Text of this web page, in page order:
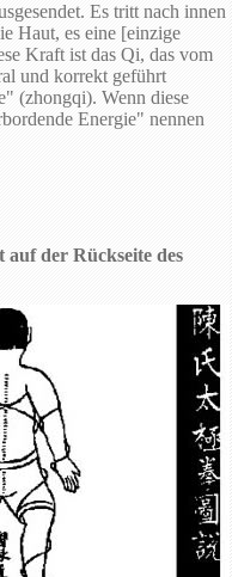
Es tritt nach innen
Haut, es eine [einzige
Kraft ist das Qi, das vom
und korrekt geführt
(zhongqi). Wenn diese
Energie" nennen
der Rückseite des